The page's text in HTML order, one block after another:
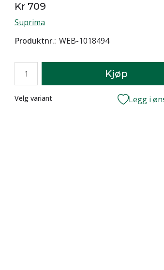
Kr 709
Suprima
Produktnr. WEB-1018494
Kjøp
Lager
Velg variant Legg i